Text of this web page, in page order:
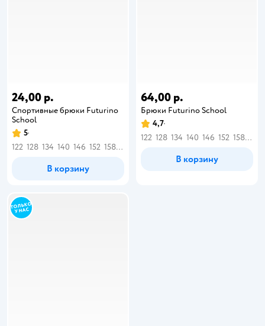
24,00 р.
Спортивные брюки Futurino
School
5
122 128 134 140 146 152 158 164
В корзину
64,00 р.
Брюки Futurino School
4,7
122 128 134 140 146 152 158 164
В корзину